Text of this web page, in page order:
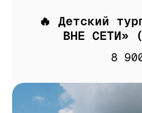
🔥 Детский
ВНЕ СЕТИ»
8